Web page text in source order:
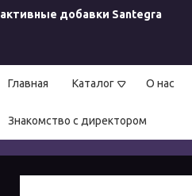
добавки Santegra
Главная Каталог О нас
Знакомство с директором